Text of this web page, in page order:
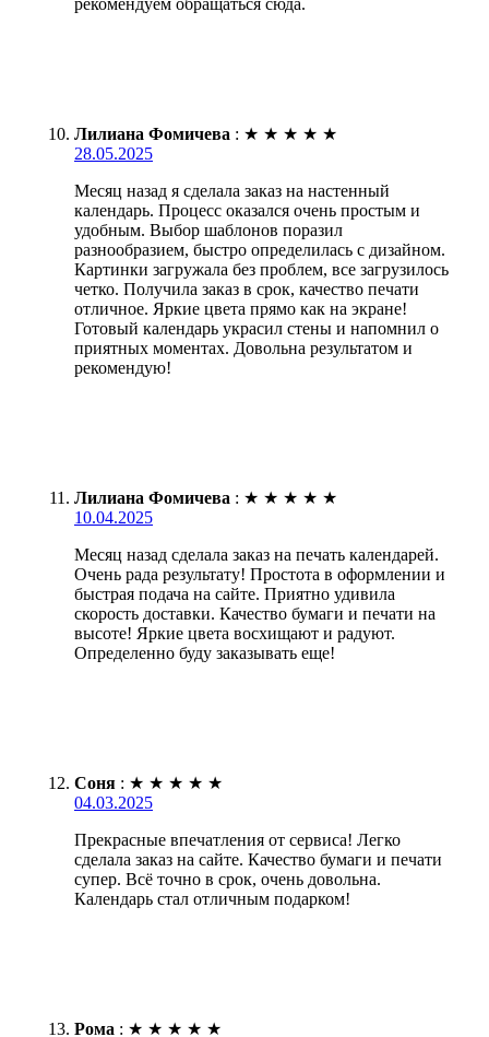
рекомендуем обращаться сюда.
Лилиана Фомичева : ★ ★ ★ ★ ★
28.05.2025
Месяц назад я сделала заказ на настенный
календарь. Процесс оказался очень простым и
удобным. Выбор шаблонов поразил
разнообразием, быстро определилась с дизайном.
Картинки загружала без проблем, все загрузилось
четко. Получила заказ в срок, качество печати
отличное. Яркие цвета прямо как на экране!
Готовый календарь украсил стены и напомнил о
приятных моментах. Довольна результатом и
рекомендую!
Лилиана Фомичева : ★ ★ ★ ★ ★
10.04.2025
Месяц назад сделала заказ на печать календарей.
Очень рада результату! Простота в оформлении и
быстрая подача на сайте. Приятно удивила
скорость доставки. Качество бумаги и печати на
высоте! Яркие цвета восхищают и радуют.
Определенно буду заказывать еще!
Соня : ★ ★ ★ ★ ★
04.03.2025
Прекрасные впечатления от сервиса! Легко
сделала заказ на сайте. Качество бумаги и печати
супер. Всё точно в срок, очень довольна.
Календарь стал отличным подарком!
Рома : ★ ★ ★ ★ ★